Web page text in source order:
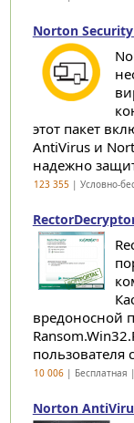
Norton Security
этот пакет
AntiVirus и
надежно
123 355| Условно-
вредоносной
пользователя
10 006| Бесплатная |
Norton